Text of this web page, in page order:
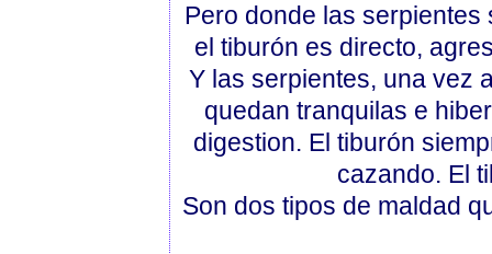
Pero donde las
el tiburón es directo,
Y las serpientes, una vez
quedan tranquilas e
digestion. El tiburón
cazando. El
Son dos tipos de maldad